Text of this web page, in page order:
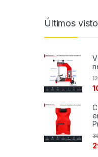
Últimos